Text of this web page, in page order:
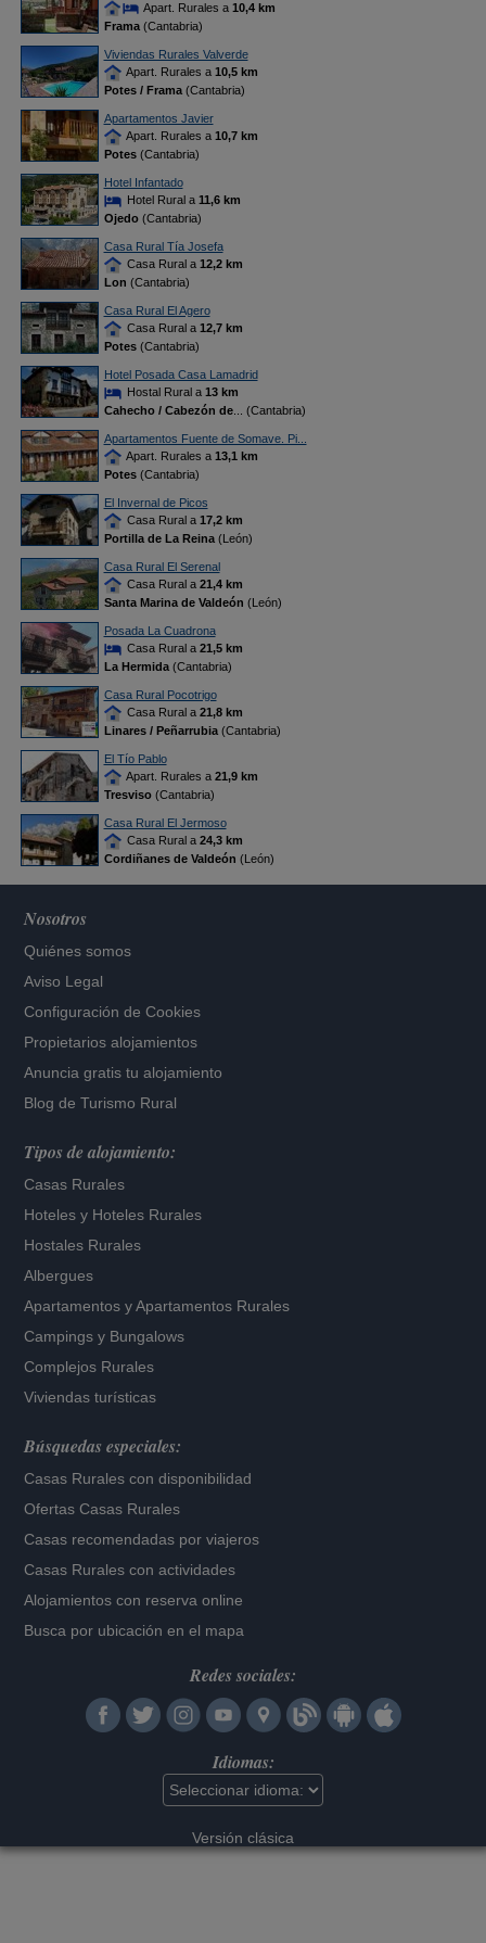
Apart. Rurales a 10,4 km
Frama(Cantabria)
Viviendas Rurales Valverde
Apart. Rurales a 10,5 km
Potes / Frama(Cantabria)
Apartamentos Javier
Apart. Rurales a 10,7 km
Potes(Cantabria)
Hotel Infantado
Hotel Rural a 11,6 km
Ojedo(Cantabria)
Casa Rural Tía Josefa
Casa Rural a 12,2 km
Lon (Cantabria)
Casa Rural El Agero
Casa Rural a 12,7 km
Potes(Cantabria)
Hotel Posada Casa Lamadrid
Hostal Rural a 13 km
Cahecho / Cabezón de... (Cantabria)
Apartamentos Fuente de Somave. Pi...
Apart. Rurales a 13,1 km
Potes(Cantabria)
El Invernal de Picos
Casa Rural a 17,2 km
Portilla de La Reina(León)
Casa Rural El Serenal
Casa Rural a 21,4 km
Santa Marina de Valdeón (León)
Posada La Cuadrona
Casa Rural a 21,5 km
La Hermida(Cantabria)
Casa Rural Pocotrigo
Casa Rural a 21,8 km
Linares / Peñarrubia(Cantabria)
El Tío Pablo
Apart. Rurales a 21,9 km
Tresviso(Cantabria)
Casa Rural El Jermoso
Casa Rural a 24,3 km
Cordiñanes de Valdeón (León)
Nosotros
Quiénes somos
Aviso Legal
Configuración de Cookies
Propietarios alojamientos
Anuncia gratis tu alojamiento
Blog de Turismo Rural
Tipos de alojamiento:
Casas Rurales
Hoteles y Hoteles Rurales
Hostales Rurales
Albergues
Apartamentos yApartamentos Rurales
Campings y Bungalows
Complejos Rurales
Viviendas turísticas
Búsquedas especiales:
Casas Rurales con disponibilidad
Ofertas Casas Rurales
Casas recomendadas por viajeros
Casas Rurales con actividades
Alojamientos con reserva online
Busca por ubicación en el mapa
Redes sociales:
Idiomas:
Versión clásica